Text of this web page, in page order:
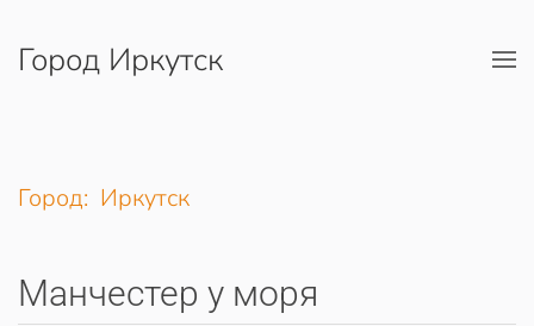
Перейти к содержимому
Город Иркутск
Город: Иркутск
Манчестер у моря